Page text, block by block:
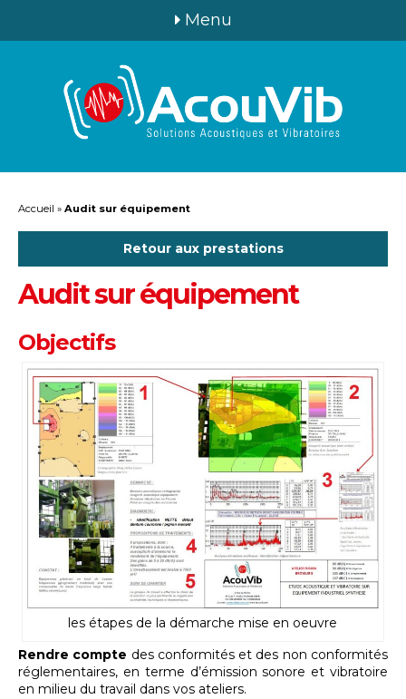
Menu
Accueil » Audit sur équipement
Retour aux prestations
Audit sur équipement
Objectifs
les étapes de la démarche mise en oeuvre
Rendre compte des conformités et des non conformités
réglementaires, en terme d’émission sonore et vibratoire
en milieu du travail dans vos ateliers.